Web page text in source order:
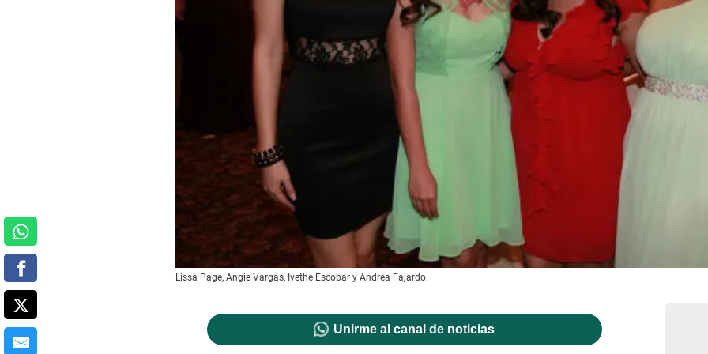
Lissa Page, Angie Vargas, Ivethe Escobar y Andrea Fajardo.
Unirme al canal de noticias